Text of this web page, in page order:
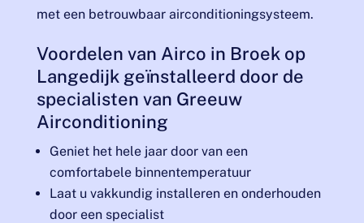
met een betrouwbaar airconditioningsysteem.
Voordelen van Airco in Broek op
Langedijk geïnstalleerd door de
specialisten van Greeuw
Airconditioning
Geniet het hele jaar door van een
comfortabele binnentemperatuur
Laat u vakkundig installeren en onderhouden
door een specialist